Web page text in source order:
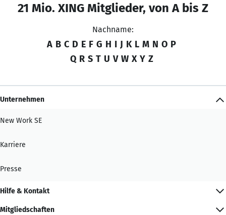
21 Mio. XING Mitglieder, von A bis Z
Nachname:
A B C D E F G H I J K L M N O P
Q R S T U V W X Y Z
Unternehmen
New Work SE
Karriere
Presse
Hilfe & Kontakt
Mitgliedschaften